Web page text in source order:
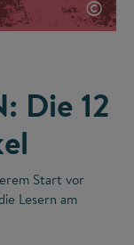
©
Die 12
Start vor
Lesern am